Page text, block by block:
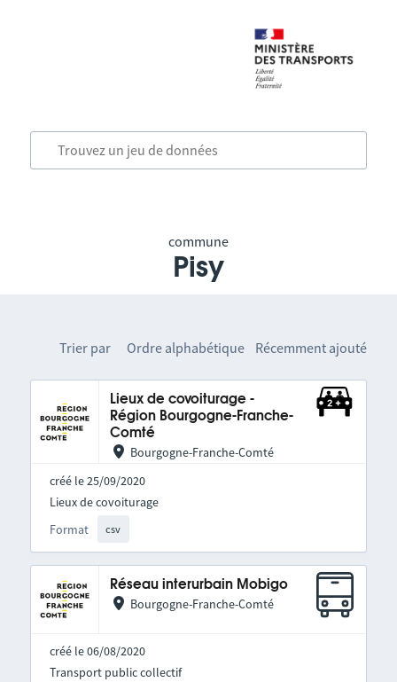
commune
Pisy
Trier par Ordre alphabétique Récemment ajouté
Lieux de covoiturage -
Région Bourgogne-Franche-
Comté
Bourgogne-Franche-Comté
créé le 25/09/2020
Format csv
Lieux de covoiturage
Réseau interurbain Mobigo
Bourgogne-Franche-Comté
créé le 06/08/2020
Transport public collectif